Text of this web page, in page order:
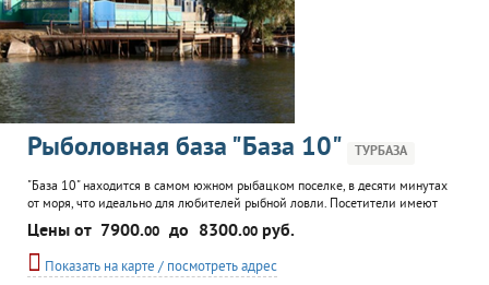
Рыболовная база "База 10" ТУРБАЗА
"База 10" находится в самом южном рыбацком поселке, в десяти минутах
от моря, что идеально для любителей рыбной ловли. Посетители имеют
возможность разместиться в комфортабельной гостнице или в палаточном
лагере. База занимается организацией зимней и летней рыбалки, охоты и
подводной охоты. К услугам клиентов: трансфер, индивидуальное
транспортное обслуживание, баня, прокат DVD...
Цены от 7900.00 до 8300.00 руб.
Показать на карте / посмотреть адрес